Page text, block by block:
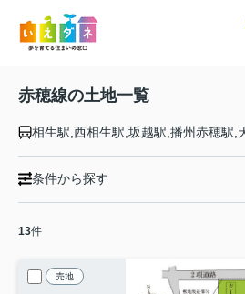
赤穂線の土地一覧
条件から探す
13件
売地